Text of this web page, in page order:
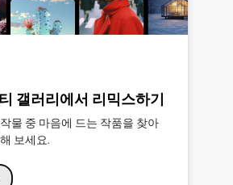
갤러리에서 리믹스하기
물 중 마음에 드는 작품을 찾아
보세요.